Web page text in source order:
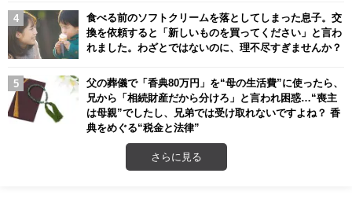
食べる前のソフトクリームを落としてしまった息子。交
換を依頼すると「新しいものを買ってください」と言わ
れました。わざとではないのに、理不尽すぎませんか？
父の葬儀で「香典80万円」を“母の生活費”に使ったら、
兄から「相続財産だから分けろ」と言われ困惑…“喪主
は母親”でしたし、兄弟では受け取れないですよね？ 香
典をめぐる“税金と法律”
さらに見る